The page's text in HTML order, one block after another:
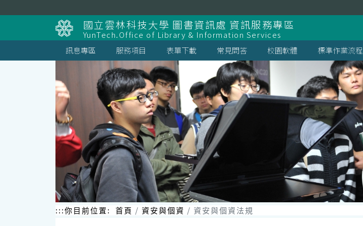
到
主
要
內
容
國立雲林科技大學 圖書資訊處 資訊服務專區
YunTech.Office of Library & Information Services
訊息專區
服務項目 表單下載 常見問答 校園軟體 標準作業流程
:::你目前位置: 首頁 資安與個資 資安與個資法規